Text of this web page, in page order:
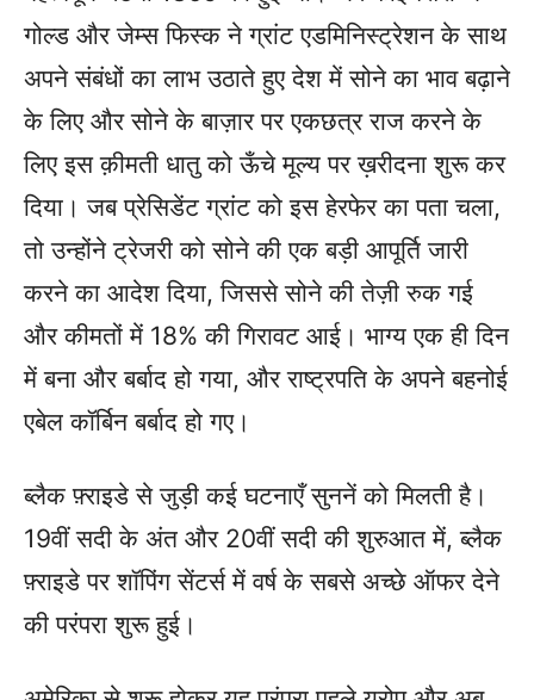
गोल्ड और जेम्स फिस्क ने ग्रांट एडमिनिस्ट्रेशन के साथ
अपने संबंधों का लाभ उठाते हुए देश में सोने का भाव बढ़ाने
के लिए और सोने के बाज़ार पर एकछत्र राज करने के
लिए इस क़ीमती धातु को ऊँचे मूल्य पर ख़रीदना शुरू कर
दिया। जब प्रेसिडेंट ग्रांट को इस हेरफेर का पता चला,
तो उन्होंने ट्रेजरी को सोने की एक बड़ी आपूर्ति जारी
करने का आदेश दिया, जिससे सोने की तेज़ी रुक गई
और कीमतों में 18% की गिरावट आई। भाग्य एक ही दिन
में बना और बर्बाद हो गया, और राष्ट्रपति के अपने बहनोई
एबेल कॉर्बिन बर्बाद हो गए।
ब्लैक फ़्राइडे से जुड़ी कई घटनाएँ सुननें को मिलती है।
19वीं सदी के अंत और 20वीं सदी की शुरुआत में, ब्लैक
फ़्राइडे पर शॉपिंग सेंटर्स में वर्ष के सबसे अच्छे ऑफर देने
की परंपरा शुरू हुई।